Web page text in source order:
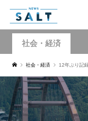
社会・経済
社会・経済 12年ぶり記